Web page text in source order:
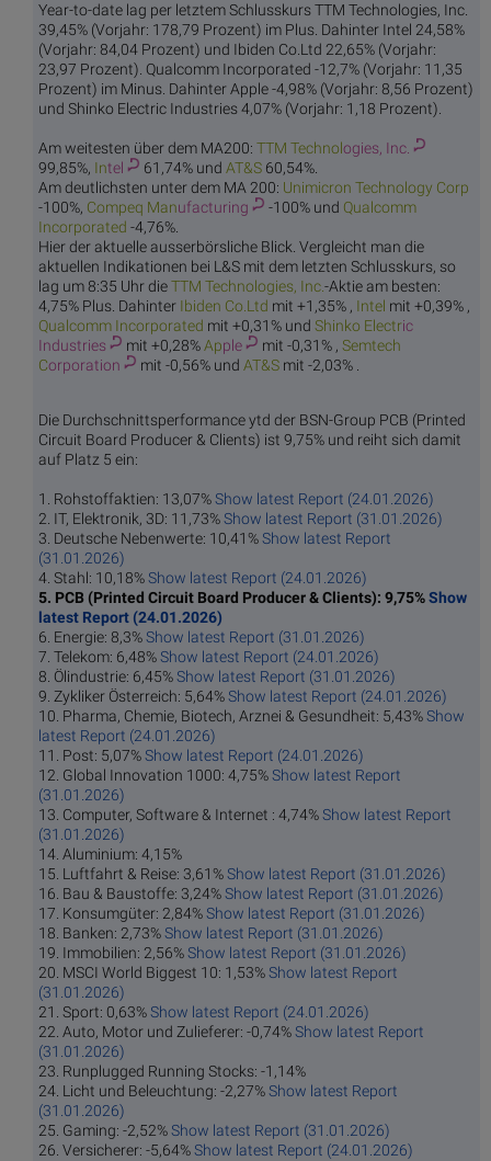
Year-to-date lag per letztem Schlusskurs TTM Technologies, Inc.
39,45% (Vorjahr: 178,79 Prozent) im Plus. Dahinter Intel 24,58%
(Vorjahr: 84,04 Prozent) und Ibiden Co.Ltd 22,65% (Vorjahr:
23,97 Prozent). Qualcomm Incorporated -12,7% (Vorjahr: 11,35
Prozent) im Minus. Dahinter Apple -4,98% (Vorjahr: 8,56 Prozent)
und Shinko Electric Industries 4,07% (Vorjahr: 1,18 Prozent).
Am weitesten über dem MA200: TTM Technologies, Inc.
99,85%, Intel 61,74% und AT&S 60,54%.
Am deutlichsten unter dem MA 200: Unimicron Technology Corp
-100%, Compeq Manufacturing -100% und Qualcomm
Incorporated -4,76%.
Hier der aktuelle ausserbörsliche Blick. Vergleicht man die
aktuellen Indikationen bei L&S mit dem letzten Schlusskurs, so
lag um 8:35 Uhr dieTTM Technologies, Inc.-Aktie am besten:
4,75% Plus. Dahinter Ibiden Co.Ltd mit +1,35% , Intel mit +0,39% ,
Qualcomm Incorporated mit +0,31% und Shinko Electric
Industries
mit +0,28%Apple mit -0,31% , Semtech
Corporation mit -0,56% und AT&S mit -2,03% .
Die Durchschnittsperformance ytd der BSN-Group PCB (Printed
Circuit Board Producer & Clients) ist 9,75% und reiht sich damit
auf Platz 5 ein:
1. Rohstoffaktien: 13,07%Show latest Report (24.01.2026)
2. IT, Elektronik, 3D: 11,73%Show latest Report (31.01.2026)
3. Deutsche Nebenwerte: 10,41%Show latest Report
(31.01.2026)
4. Stahl: 10,18%Show latest Report (24.01.2026)
5. PCB (Printed Circuit Board Producer & Clients): 9,75%Show
latest Report (24.01.2026)
6. Energie: 8,3%Show latest Report (31.01.2026)
7. Telekom: 6,48%Show latest Report (24.01.2026)
8. Ölindustrie: 6,45%Show latest Report (31.01.2026)
9. Zykliker Österreich: 5,64%Show latest Report (24.01.2026)
10. Pharma, Chemie, Biotech, Arznei & Gesundheit: 5,43%Show
latest Report (24.01.2026)
11. Post: 5,07%Show latest Report (24.01.2026)
12. Global Innovation 1000: 4,75%Show latest Report
(31.01.2026)
13. Computer, Software & Internet : 4,74%Show latest Report
(31.01.2026)
14. Aluminium: 4,15%
15. Luftfahrt & Reise: 3,61%Show latest Report (31.01.2026)
16. Bau & Baustoffe: 3,24%Show latest Report (31.01.2026)
17. Konsumgüter: 2,84%Show latest Report (31.01.2026)
18. Banken: 2,73%Show latest Report (31.01.2026)
19. Immobilien: 2,56%Show latest Report (31.01.2026)
20. MSCI World Biggest 10: 1,53%Show latest Report
(31.01.2026)
21. Sport: 0,63%Show latest Report (24.01.2026)
22. Auto, Motor und Zulieferer: -0,74%Show latest Report
(31.01.2026)
23. Runplugged Running Stocks: -1,14%
24. Licht und Beleuchtung: -2,27%Show latest Report
(31.01.2026)
25. Gaming: -2,52%Show latest Report (31.01.2026)
26. Versicherer: -5,64%Show latest Report (24.01.2026)